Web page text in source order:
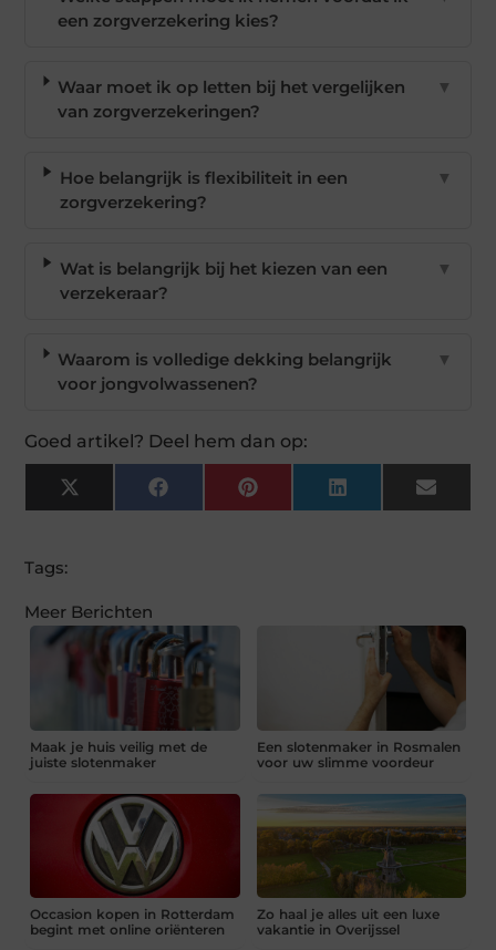
een zorgverzekering kies?
Waar moet ik op letten bij het vergelijken
van zorgverzekeringen?
▼
Hoe belangrijk is flexibiliteit in een
zorgverzekering?
▼
Wat is belangrijk bij het kiezen van een
verzekeraar?
▼
Waarom is volledige dekking belangrijk
voor jongvolwassenen?
▼
Goed artikel? Deel hem dan op:
X
(Twitter)
FacebookPinterest LinkedIn Email
Tags:
Meer Berichten
Maak je huis veilig met de
juiste slotenmaker
Een slotenmaker in Rosmalen
voor uw slimme voordeur
Occasion kopen in Rotterdam
begint met online oriënteren
Zo haal je alles uit een luxe
vakantie in Overijssel